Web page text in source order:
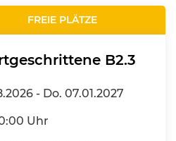
FREIE PLÄTZE
B2.3
- Do. 07.01.2027
Uhr